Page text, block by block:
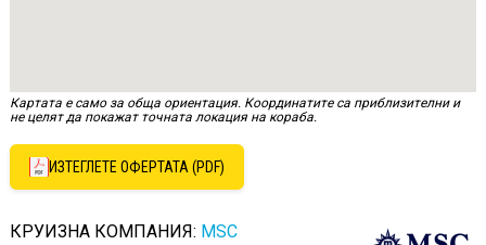
Картата е само за обща ориентация. Координатите са приблизителни и
не целят да покажат точната локация на кораба.
ИЗТЕГЛЕТЕ ОФЕРТАТА (PDF)
КРУИЗНА КОМПАНИЯ: MSC